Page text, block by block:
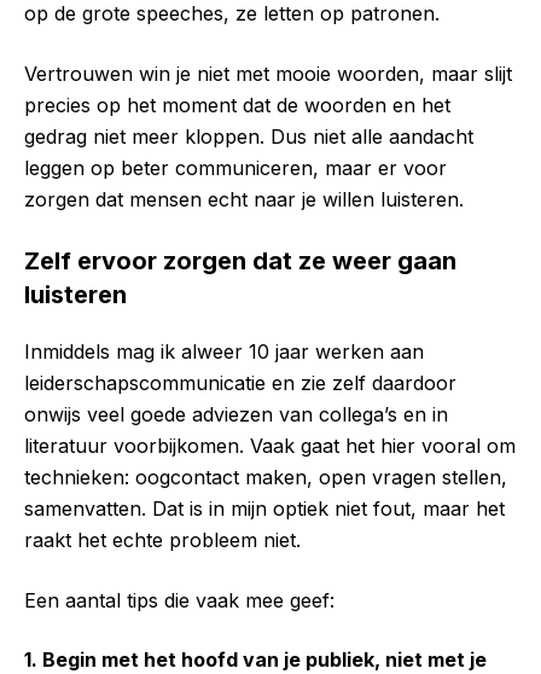
op de grote speeches, ze letten op patronen.
Vertrouwen win je niet met mooie woorden, maar slijt
precies op het moment dat de woorden en het
gedrag niet meer kloppen. Dus niet alle aandacht
leggen op beter communiceren, maar er voor
zorgen dat mensen echt naar je willen luisteren.
Zelf ervoor zorgen dat ze weer gaan
luisteren
Inmiddels mag ik alweer 10 jaar werken aan
leiderschapscommunicatie en zie zelf daardoor
onwijs veel goede adviezen van collega’s en in
literatuur voorbijkomen. Vaak gaat het hier vooral om
technieken: oogcontact maken, open vragen stellen,
samenvatten. Dat is in mijn optiek niet fout, maar het
raakt het echte probleem niet.
Een aantal tips die vaak mee geef:
1. Begin met het hoofd van je publiek, niet met je